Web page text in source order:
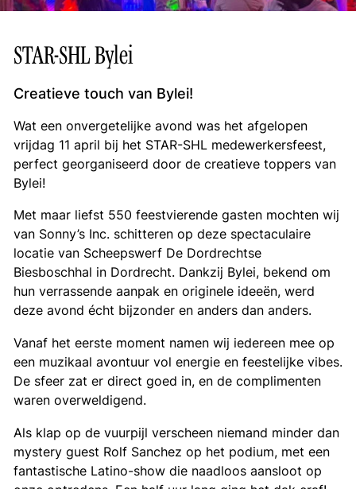
Nieuws
Contact
STAR-SHL Bylei
Creatieve touch van Bylei!
Wat een onvergetelijke avond was het afgelopen
vrijdag 11 april bij het STAR-SHL medewerkersfeest,
perfect georganiseerd door de creatieve toppers van
Bylei!
Met maar liefst 550 feestvierende gasten mochten wij
van Sonny’s Inc. schitteren op deze spectaculaire
locatie van Scheepswerf De Dordrechtse
Biesboschhal in Dordrecht. Dankzij Bylei, bekend om
hun verrassende aanpak en originele ideeën, werd
deze avond écht bijzonder en anders dan anders.
Vanaf het eerste moment namen wij iedereen mee op
een muzikaal avontuur vol energie en feestelijke vibes.
De sfeer zat er direct goed in, en de complimenten
waren overweldigend.
Als klap op de vuurpijl verscheen niemand minder dan
mystery guest Rolf Sanchez op het podium, met een
fantastische Latino-show die naadloos aansloot op